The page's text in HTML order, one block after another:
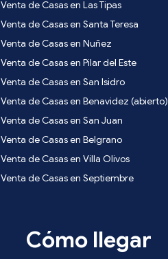
Venta de Casas en Las Tipas
Venta de Casas en Santa Teresa
Venta de Casas en Nuñez
Venta de Casas en Pilar del Este
Venta de Casas en San Isidro
Venta de Casas en Benavidez (abierto)
Venta de Casas en San Juan
Venta de Casas en Belgrano
Venta de Casas en Villa Olivos
Venta de Casas en Septiembre
Cómo llegar